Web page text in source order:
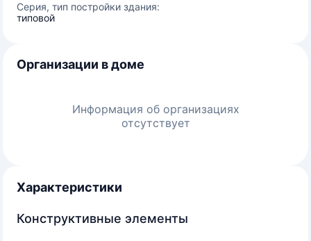
Серия, тип постройки здания:
типовой
Организации в доме
Информация об организациях
отсутствует
Характеристики
Конструктивные элементы